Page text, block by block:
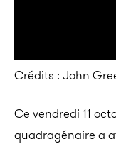
Crédits : John
Ce vendredi 11
quadragénaire a